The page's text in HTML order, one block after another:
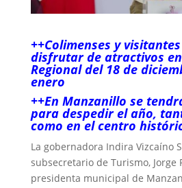
++Colimenses y
disfrutar de atractivos
Regional del 18 de
enero
++En Manzanillo se
para despedir el año,
como en el centro
La gobernadora Indira Vizcaíno
subsecretario de Turismo, Jorge
presidenta municipal de